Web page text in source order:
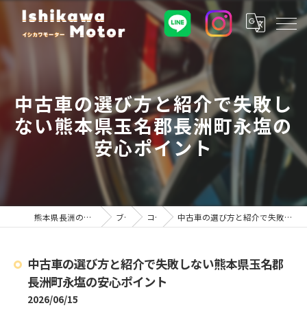
中古車の選び方と紹介で失敗し
ない熊本県玉名郡長洲町永塩の
安心ポイント
熊本県長洲の車屋ならイシカワモーター ブログ コラム 中古車の選び方と紹介で失敗しない熊本県玉名郡長洲町永塩の安心ポイント
中古車の選び方と紹介で失敗しない熊本県玉名郡
長洲町永塩の安心ポイント
2026/06/15